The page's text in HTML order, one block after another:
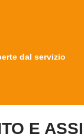
dal servizio
E